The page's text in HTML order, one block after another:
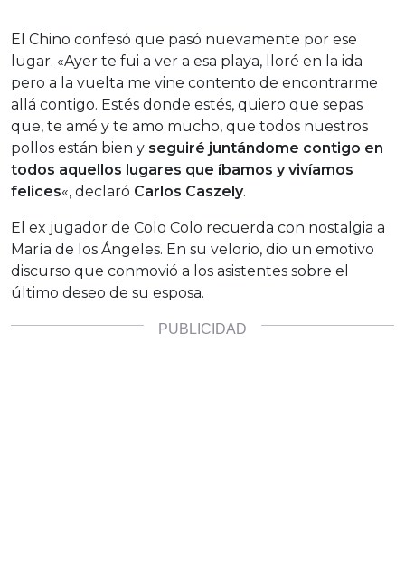
El Chino confesó que pasó nuevamente por ese
lugar. «Ayer te fui a ver a esa playa, lloré en la ida
pero a la vuelta me vine contento de encontrarme
allá contigo. Estés donde estés, quiero que sepas
que, te amé y te amo mucho, que todos nuestros
pollos están bien y seguiré juntándome contigo en
todos aquellos lugares que íbamos y vivíamos
felices«, declaró Carlos Caszely.
El ex jugador de Colo Colo recuerda con nostalgia a
María de los Ángeles. En su velorio, dio un emotivo
discurso que conmovió a los asistentes sobre el
último deseo de su esposa.